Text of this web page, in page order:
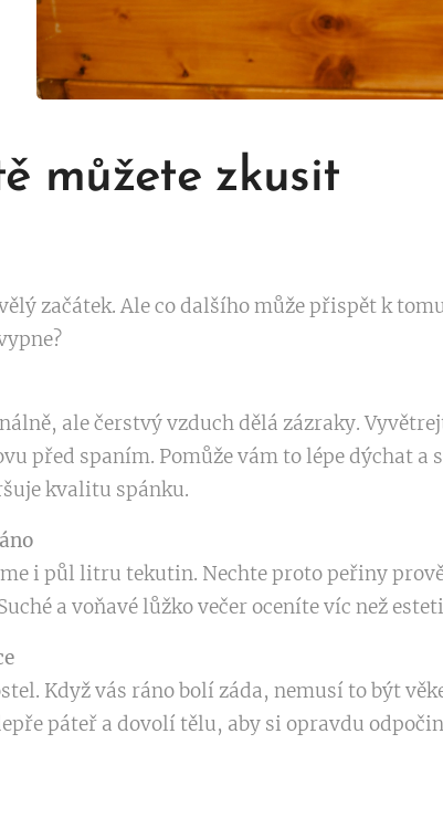
můžete zkusit
začátek. Ale co dalšího může přispět k
ale čerstvý vzduch dělá zázraky.
před spaním. Pomůže vám to lépe dýchat
kvalitu spánku.
i půl litru tekutin. Nechte proto peřiny
a voňavé lůžko večer oceníte víc než
Když vás ráno bolí záda, nemusí to být
páteř a dovolí tělu, aby si opravdu